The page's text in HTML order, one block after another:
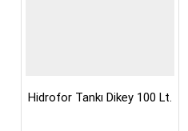
Hidrofor Tankı Dikey 100 Lt.